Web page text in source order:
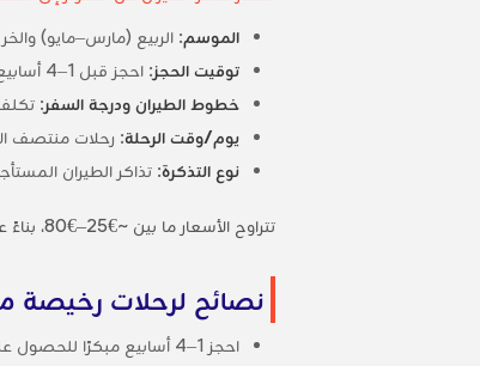
الموسم: الربيع (مارس–مايو)
توقيت الحجز: احجز قبل 1–4 أسابيع مبكرًا للحصول على تذاكر منتظمة؛ قد توفر الرحلات المستأجرة في اللحظة الأخيرة المزيد.
خطوط الطيران ودرجة السفر:
يوم/وقت الرحلة: رحلات منتصف
نوع التذكرة: تذاكر الطيران
تتراوح الأسعار ما بين ~€25–€80، بناءً على الدرجة والموسم. استخدم تقويم الأسعار والمخطط البياني على
نصائح لرحلات رخيصة
احجز 1–4 أسابيع مبكرًا للحصول على تذاكر منتظمة.